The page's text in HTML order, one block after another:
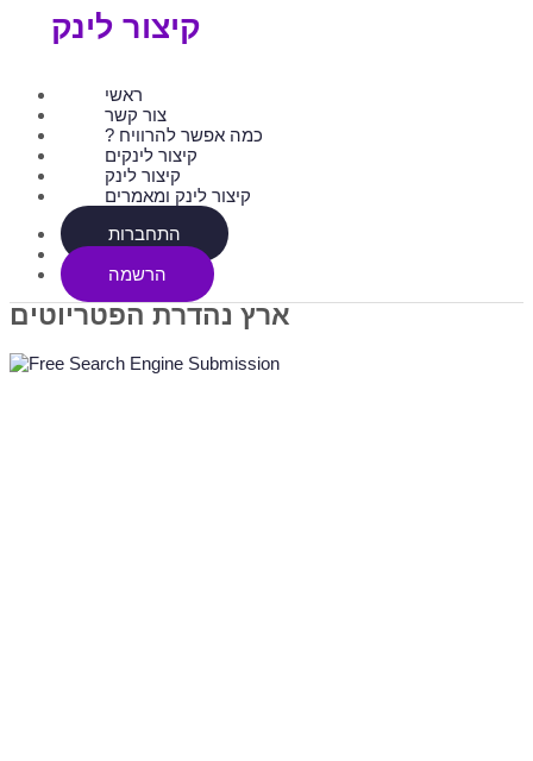
קיצור לינק
ראשי
צור קשר
? כמה אפשר להרוויח
קיצור לינקים
קיצור לינק
קיצור לינק ומאמרים
התחברות
הרשמה
ארץ נהדרת הפטריוטים